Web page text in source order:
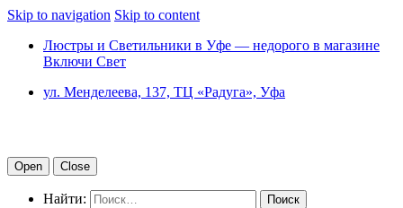
Skip to navigation Skip to content
Люстры и Светильники в Уфе — недорого в магазине
Включи Свет
ул. Менделеева, 137, ТЦ «Радуга», Уфа
Open Close
Найти: